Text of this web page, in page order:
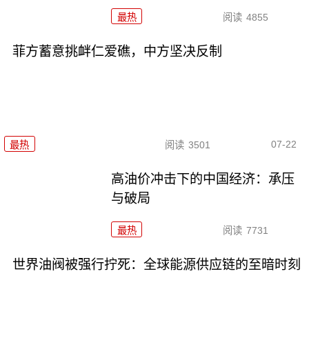
最热 阅读 4855
菲方蓄意挑衅仁爱礁，中方坚决反制
最热 阅读 3501 07-22
高油价冲击下的中国经济：承压
与破局
最热 阅读 7731
世界油阀被强行拧死：全球能源供应链的至暗时刻